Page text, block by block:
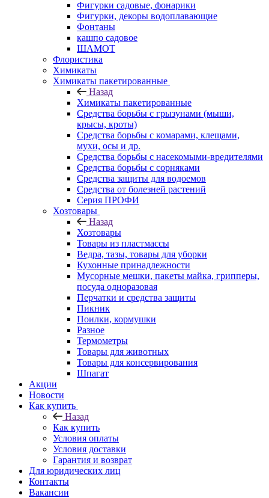
Фигурки садовые, фонарики
Фигурки, декоры водоплавающие
Фонтаны
кашпо садовое
ШАМОТ
Флористика
Химикаты
Химикаты пакетированные
Назад
Химикаты пакетированные
Средства борьбы с грызунами (мыши,
крысы, кроты)
Средства борьбы с комарами, клещами,
мухи, осы и др.
Средства борьбы с насекомыми-вредителями
Средства борьбы с сорняками
Средства защиты для водоемов
Средства от болезней растений
Серия ПРОФИ
Хозтовары
Назад
Хозтовары
Товары из пластмассы
Ведра, тазы, товары для уборки
Кухонные принадлежности
Мусорные мешки, пакеты майка, грипперы,
посуда одноразовая
Перчатки и средства защиты
Пикник
Поилки, кормушки
Разное
Термометры
Товары для животных
Товары для консервирования
Шпагат
Акции
Новости
Как купить
Назад
Как купить
Условия оплаты
Условия доставки
Гарантия и возврат
Для юридических лиц
Контакты
Вакансии